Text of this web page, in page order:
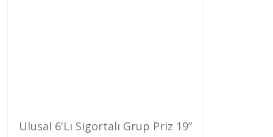
Ulusal 6'Lı Sigortalı Grup Priz 19”